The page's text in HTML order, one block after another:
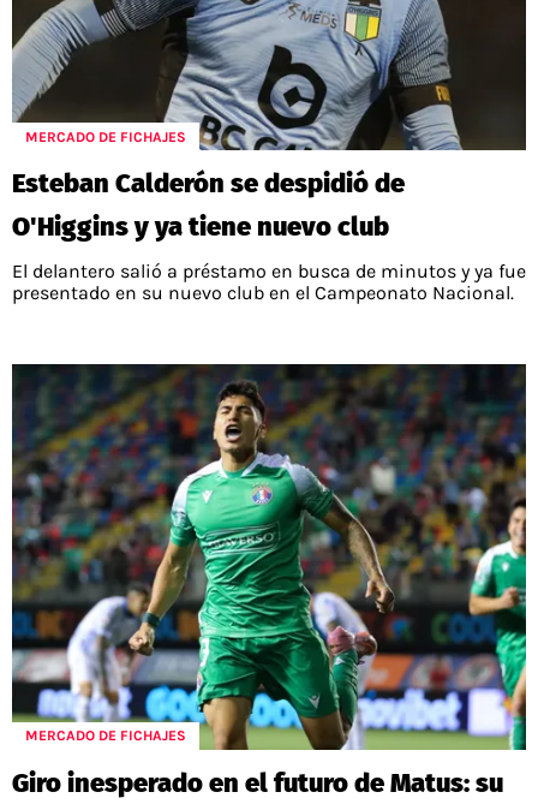
MERCADO DE FICHAJES
Esteban Calderón se despidió de
O'Higgins y ya tiene nuevo club
El delantero salió a préstamo en busca de minutos y ya fue
presentado en su nuevo club en el Campeonato Nacional.
MERCADO DE FICHAJES
Giro inesperado en el futuro de Matus: su